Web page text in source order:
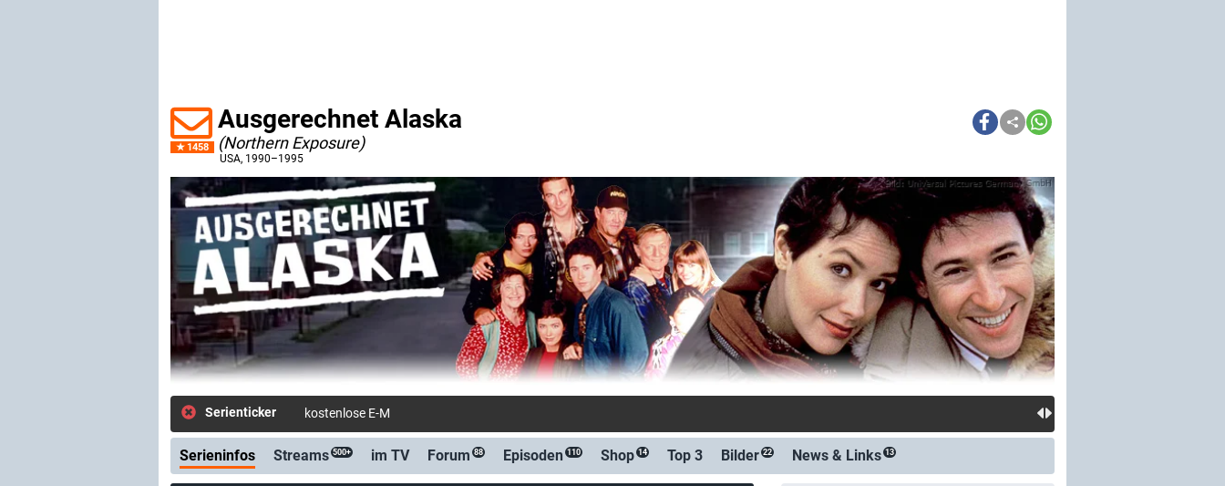
1458
Ausgerechnet Alaska
(Northern Exposure)
USA, 1990–1995
Serienticker kostenlose E-Mail-Benachrichtigung bei Streaming
Serieninfos Streams 500+ im TV Forum 88 Episoden 110 Shop 14 Top 3 Bilder 22 News & Links 13